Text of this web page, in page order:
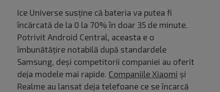
Ice Universe susține că bateria va putea fi
încărcată de la 0 la 70% în doar 35 de minute.
Potrivit Android Central, aceasta e o
îmbunătățire notabilă după standardele
Samsung, deși competitorii companiei au oferit
deja modele mai rapide. Companiile Xiaomi și
Realme au lansat deja telefoane ce se încarcă